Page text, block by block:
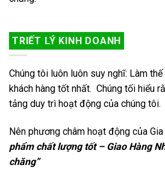
TRIẾT LÝ KINH DOANH
Chúng tôi luôn luôn suy nghĩ: Làm
khách hàng tốt nhất. Chúng tối hiểu
tảng duy trì hoạt động của chúng tôi.
Nên phương châm hoạt động của Gia
phẩm chất lượng tốt – Giao Hàng
chăng”